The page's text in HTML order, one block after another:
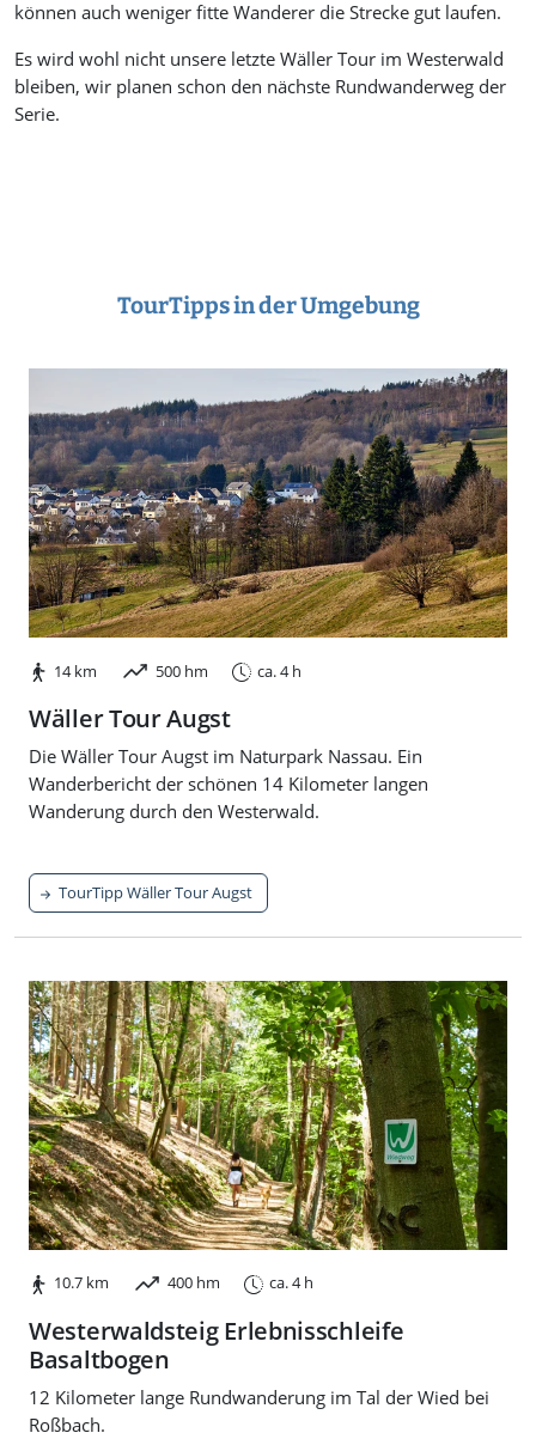
können auch weniger fitte Wanderer die Strecke gut laufen.
Es wird wohl nicht unsere letzte Wäller Tour im Westerwald
bleiben, wir planen schon den nächste Rundwanderweg der
Serie.
TourTipps in der Umgebung
14 km 500 hm ca. 4 h
Wäller Tour Augst
Die Wäller Tour Augst im Naturpark Nassau. Ein
Wanderbericht der schönen 14 Kilometer langen
Wanderung durch den Westerwald.
TourTipp Wäller Tour Augst
10.7 km 400 hm ca. 4 h
Westerwaldsteig Erlebnisschleife
Basaltbogen
12 Kilometer lange Rundwanderung im Tal der Wied bei
Roßbach.